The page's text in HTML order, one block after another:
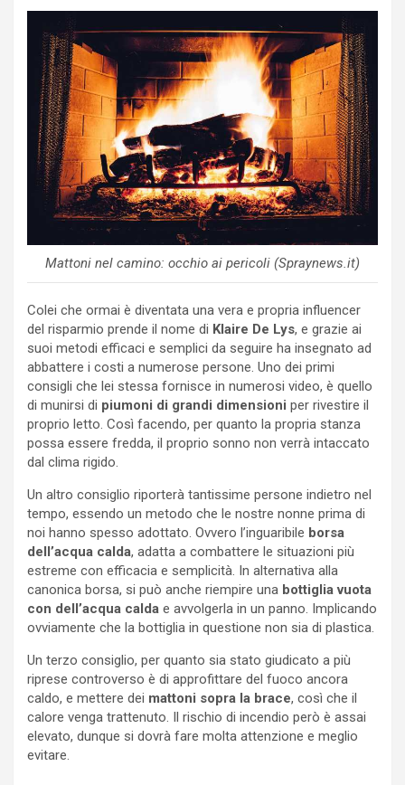
Mattoni nel camino: occhio ai pericoli (Spraynews.it)
Colei che ormai è diventata una vera e propria influencer
del risparmio prende il nome di Klaire De Lys, e grazie ai
suoi metodi efficaci e semplici da seguire ha insegnato ad
abbattere i costi a numerose persone. Uno dei primi
consigli che lei stessa fornisce in numerosi video, è quello
di munirsi di piumoni di grandi dimensioni per rivestire il
proprio letto. Così facendo, per quanto la propria stanza
possa essere fredda, il proprio sonno non verrà intaccato
dal clima rigido.
Un altro consiglio riporterà tantissime persone indietro nel
tempo, essendo un metodo che le nostre nonne prima di
noi hanno spesso adottato. Ovvero l’inguaribile borsa
dell’acqua calda, adatta a combattere le situazioni più
estreme con efficacia e semplicità. In alternativa alla
canonica borsa, si può anche riempire una bottiglia vuota
con dell’acqua calda e avvolgerla in un panno. Implicando
ovviamente che la bottiglia in questione non sia di plastica.
Un terzo consiglio, per quanto sia stato giudicato a più
riprese controverso è di approfittare del fuoco ancora
caldo, e mettere dei mattoni sopra la brace, così che il
calore venga trattenuto. Il rischio di incendio però è assai
elevato, dunque si dovrà fare molta attenzione e meglio
evitare.